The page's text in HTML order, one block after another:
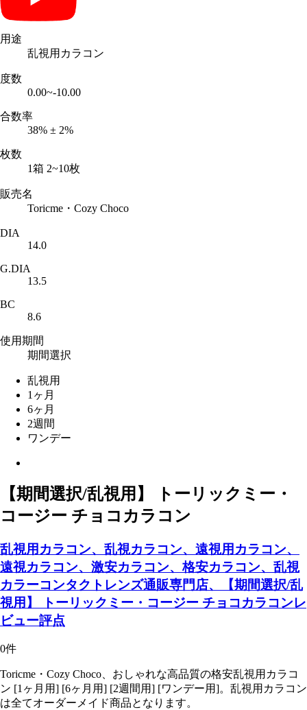
用途
乱視用カラコン
度数
0.00~-10.00
合数率
38% ± 2%
枚数
1箱 2~10枚
販売名
Toricme・Cozy Choco
DIA
14.0
G.DIA
13.5
BC
8.6
使用期間
期間選択
乱視用
1ヶ月
6ヶ月
2週間
ワンデー
【期間選択/乱視用】 トーリックミー・
コージー チョコカラコン
乱視用カラコン、乱視カラコン、遠視用カラコン、
遠視カラコン、激安カラコン、格安カラコン、乱視
カラーコンタクトレンズ通販専門店、【期間選択/乱
視用】 トーリックミー・コージー チョコカラコンレ
ビュー評点
0件
Toricme・Cozy Choco、おしゃれな高品質の格安乱視用カラコ
ン [1ヶ月用] [6ヶ月用] [2週間用] [ワンデー用]。乱視用カラコン
は全てオーダーメイド商品となります。